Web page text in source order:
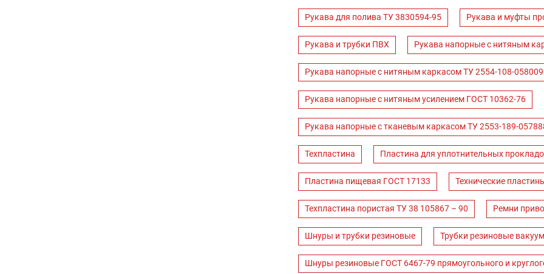
Рукава для полива ТУ 3830594-95 Рукава и муфты
Рукава и трубки ПВХ Рукава напорные с нитяным
Рукава напорные с нитяным каркасом ТУ 2554-108-
Рукава напорные с нитяным усилением ГОСТ 10362-76
Рукава напорные с тканевым каркасом ТУ 2553-189-
Техпластина Пластина для уплотнительных
Пластина пищевая ГОСТ 17133 Технические
Техпластина пористая ТУ 38 105867 – 90 Ремни
Шнуры и трубки резиновые Трубки резиновые
Шнуры резиновые ГОСТ 6467-79 прямоугольного и